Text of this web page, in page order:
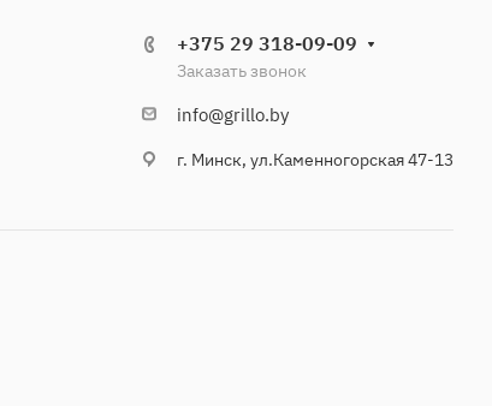
+375 29 318-09-09
Заказать звонок
info@grillo.by
г. Минск, ул.Каменногорская 47-13